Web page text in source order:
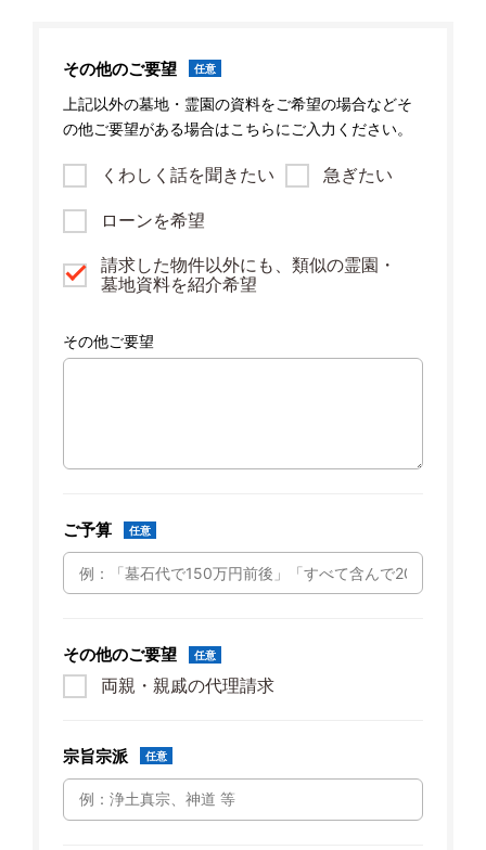
その他のご要望 任意
上記以外の墓地・霊園の資料をご希望の場合などそ
の他ご要望がある場合はこちらにご入力ください。
くわしく話を聞きたい 急ぎたい
ローンを希望
請求した物件以外にも、類似の霊園・
墓地資料を紹介希望
その他ご要望
ご予算 任意
その他のご要望 任意
両親・親戚の代理請求
宗旨宗派 任意